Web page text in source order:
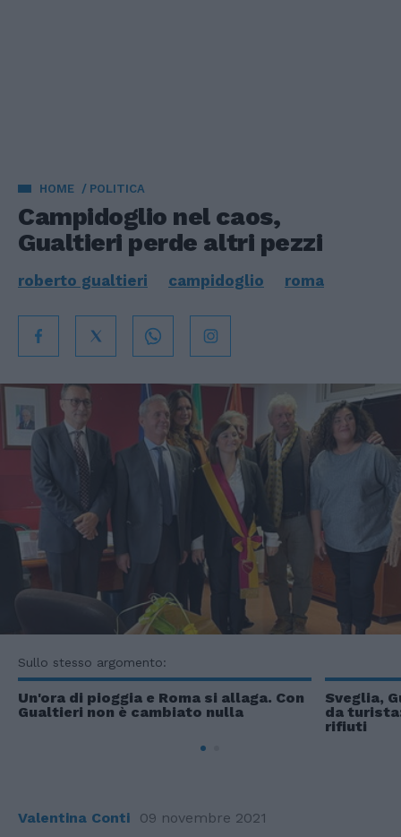
HOME POLITICA
Campidoglio nel caos,
Gualtieri perde altri pezzi
roberto gualtieri campidoglio roma
Sullo stesso argomento:
Un'ora di pioggia e Roma si allaga. Con
Gualtieri non è cambiato nulla
Sveglia,
da
rifiuti
Valentina Conti 09 novembre 2021